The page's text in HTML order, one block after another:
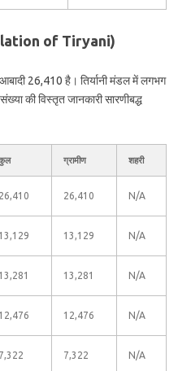
of Tiryani)
26,410 है। तिर्यानी मंडल में लगभग
की विस्तृत जानकारी सारणीबद्ध
ग्रामीण शहरी
26,410 26,410 N/A
13,129 13,129 N/A
13,281 13,281 N/A
12,476 12,476 N/A
7,322 7,322 N/A